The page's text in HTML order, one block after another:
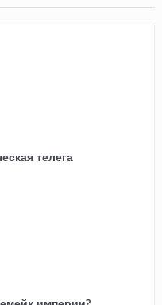
телега